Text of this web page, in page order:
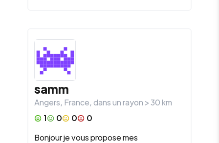
samm
Angers, France, dans un rayon >30km
1
0 0
0
Bonjour je vous propose mes